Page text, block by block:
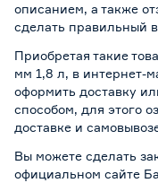
описанием, а также
сделать правильный
Приобретая такие
мм 1,8 л, в интернет-
оформить доставку
способом, для этого
доставке и
Вы можете сделать
официальном сайте